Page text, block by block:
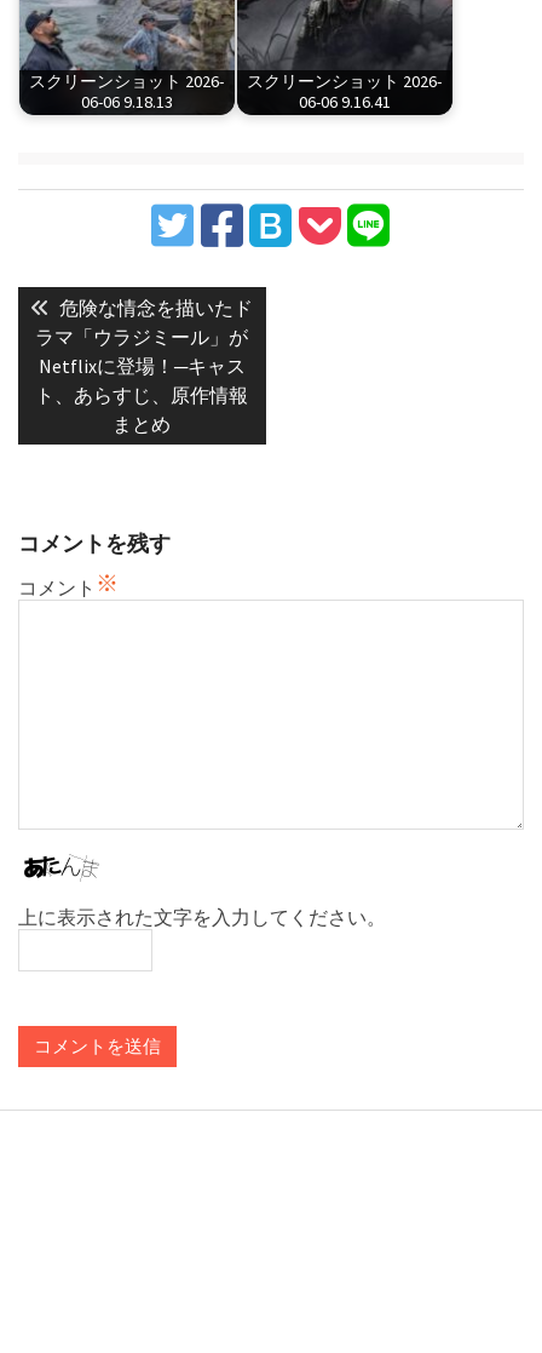
スクリーンショット 2026-
06-06 9.18.13
スクリーンショット 2026-
06-06 9.16.41
稿
ナ
ビ
Previous
post:
危険な情念を描いたド
ラマ「ウラジミール」が
Netflixに登場！─キャス
ト、あらすじ、原作情報
まとめ
コメントを残す
コメント ※
上に表示された文字を入力してください。